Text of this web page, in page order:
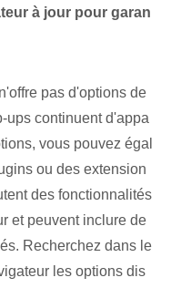
à jour pour garan
pas d'options de
ups continuent d'appa
vous pouvez égal
ou des extension
des fonctionnalités
et peuvent inclure de
Recherchez dans le
les options dis